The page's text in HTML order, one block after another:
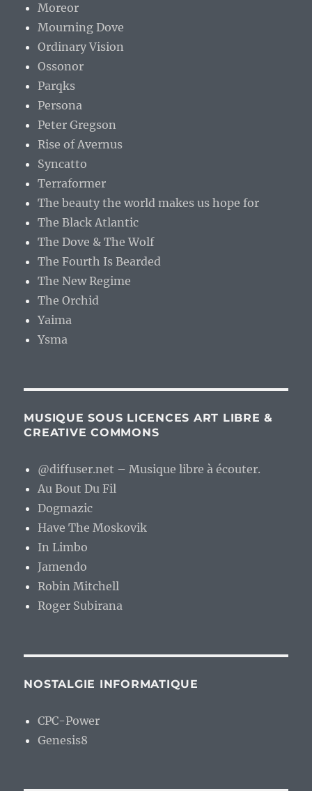
Moreor
Mourning Dove
Ordinary Vision
Ossonor
Parqks
Persona
Peter Gregson
Rise of Avernus
Syncatto
Terraformer
The beauty the world makes us hope for
The Black Atlantic
The Dove & The Wolf
The Fourth Is Bearded
The New Regime
The Orchid
Yaima
Ysma
MUSIQUE SOUS LICENCES ART LIBRE &
CREATIVE COMMONS
@diffuser.net – Musique libre à écouter.
Au Bout Du Fil
Dogmazic
Have The Moskovik
In Limbo
Jamendo
Robin Mitchell
Roger Subirana
NOSTALGIE INFORMATIQUE
CPC-Power
Genesis8